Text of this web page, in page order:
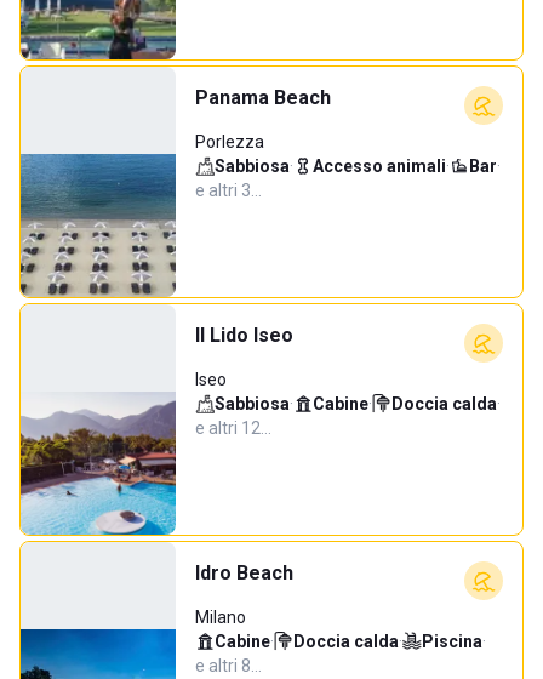
Panama Beach
Porlezza
Sabbiosa· Accesso animali· Bar·
e altri 3…
Il Lido Iseo
Iseo
Sabbiosa· Cabine· Doccia calda·
e altri 12…
Idro Beach
Milano
Cabine· Doccia calda· Piscina·
e altri 8…